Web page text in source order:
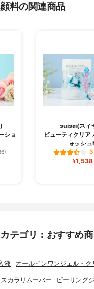
料の関連商品
ショ
suisai(スイ
ビューティクリア
ォッシュ
¥1,538
テゴリ：おすすめ
液 オールインワンジェル・ク
スカラリムーバー ピーリング